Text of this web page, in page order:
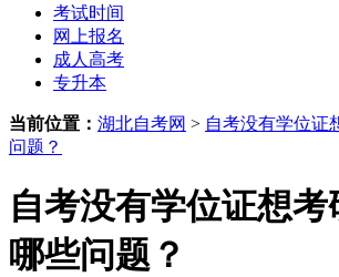
考试时间
网上报名
成人高考
专升本
当前位置： 湖北自考网 > 自考没有学位证
问题？
自考没有学位证想
哪些问题？